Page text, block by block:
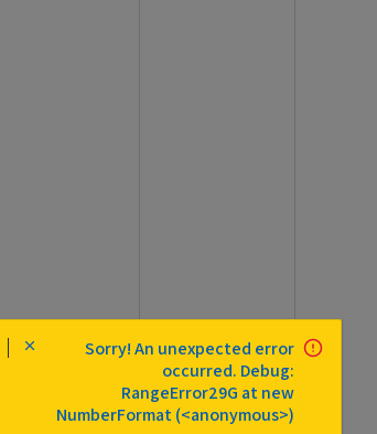
Sorry! An unexpected error
occurred. Debug:
RangeError29G at new
NumberFormat (<anonymous>)